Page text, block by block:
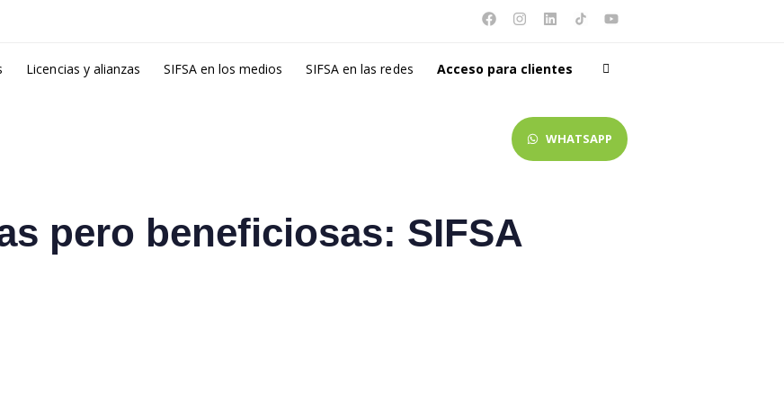
Licencias y alianzas SIFSA en los medios SIFSA en las redes Acceso para clientes
WHATSAPP
pero beneficiosas: SIFSA